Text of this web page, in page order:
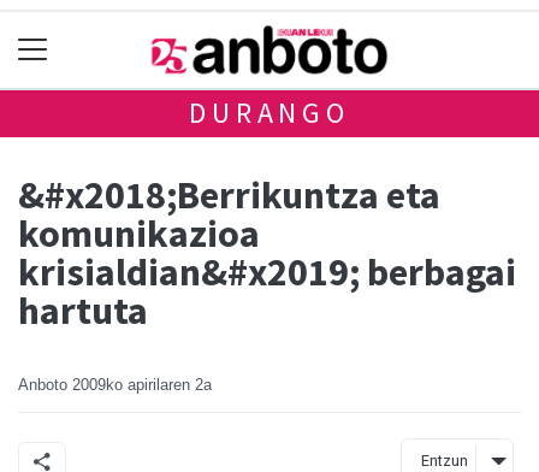
DURANGO
&#x2018;Berrikuntza eta
komunikazioa
krisialdian&#x2019; berbagai
hartuta
Anboto 2009ko apirilaren 2a
Entzun